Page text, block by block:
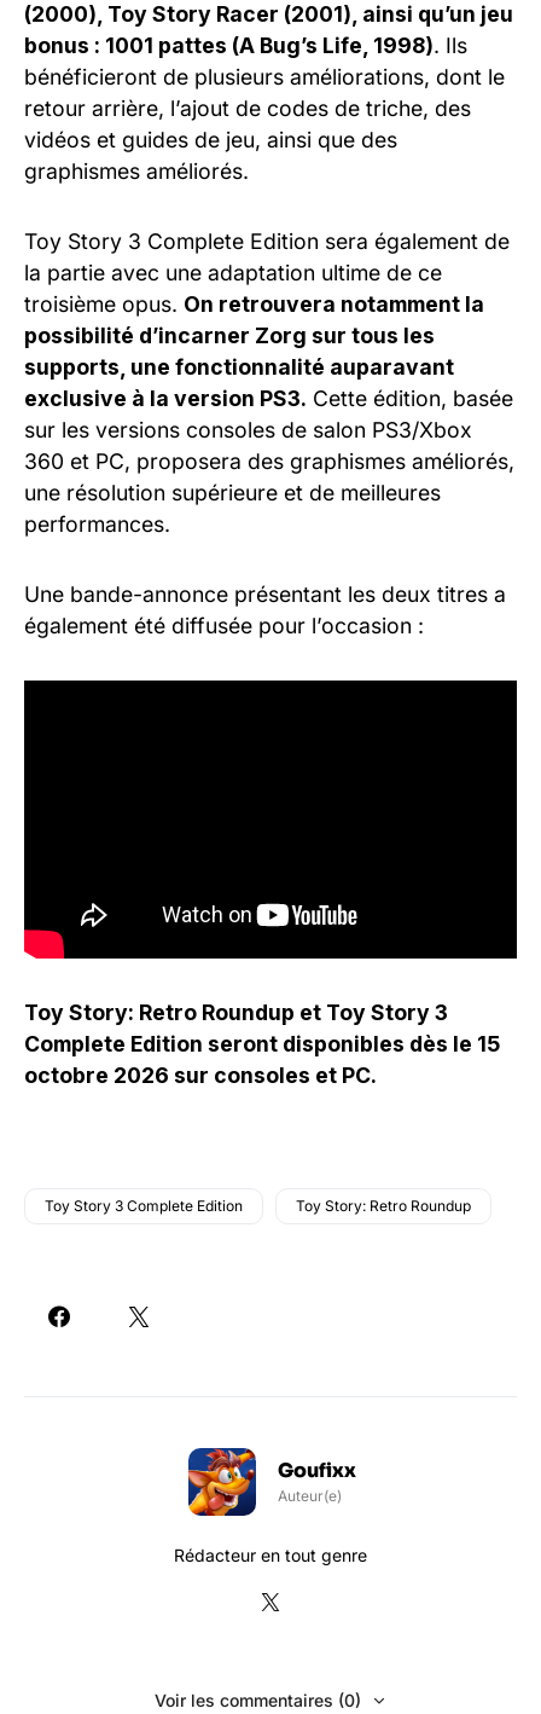
(2000), Toy Story Racer (2001), ainsi qu’un jeu
bonus : 1001 pattes (A Bug’s Life, 1998). Ils
bénéficieront de plusieurs améliorations, dont le
retour arrière, l’ajout de codes de triche, des
vidéos et guides de jeu, ainsi que des
graphismes améliorés.
Toy Story 3 Complete Edition sera également de
la partie avec une adaptation ultime de ce
troisième opus. On retrouvera notamment la
possibilité d’incarner Zorg sur tous les
supports, une fonctionnalité auparavant
exclusive à la version PS3. Cette édition, basée
sur les versions consoles de salon PS3/Xbox
360 et PC, proposera des graphismes améliorés,
une résolution supérieure et de meilleures
performances.
Une bande-annonce présentant les deux titres a
également été diffusée pour l’occasion :
Toy Story: Retro Roundup et Toy Story 3
Complete Edition seront disponibles dès le 15
octobre 2026 sur consoles et PC.
Toy Story 3 Complete Edition Toy Story: Retro Roundup
Goufixx
Auteur(e)
Rédacteur en tout genre
Voir les commentaires (0)